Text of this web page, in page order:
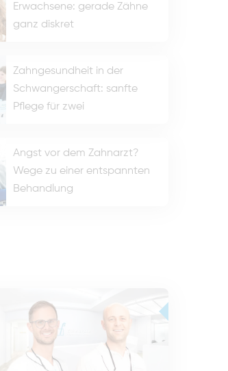
Erwachsene: gerade Zähne
ganz diskret
Zahngesundheit in der
Schwangerschaft: sanfte
Pflege für zwei
Angst vor dem Zahnarzt?
Wege zu einer entspannten
Behandlung